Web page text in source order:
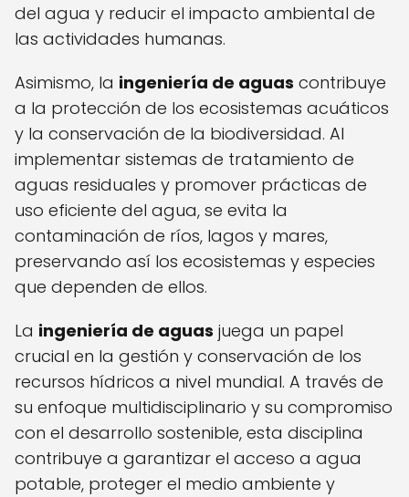
del agua y reducir el impacto ambiental de
las actividades humanas.
Asimismo, la ingeniería de aguas contribuye
a la protección de los ecosistemas acuáticos
y la conservación de la biodiversidad. Al
implementar sistemas de tratamiento de
aguas residuales y promover prácticas de
uso eficiente del agua, se evita la
contaminación de ríos, lagos y mares,
preservando así los ecosistemas y especies
que dependen de ellos.
La ingeniería de aguas juega un papel
crucial en la gestión y conservación de los
recursos hídricos a nivel mundial. A través de
su enfoque multidisciplinario y su compromiso
con el desarrollo sostenible, esta disciplina
contribuye a garantizar el acceso a agua
potable, proteger el medio ambiente y